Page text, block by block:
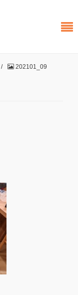
/ 202101_09